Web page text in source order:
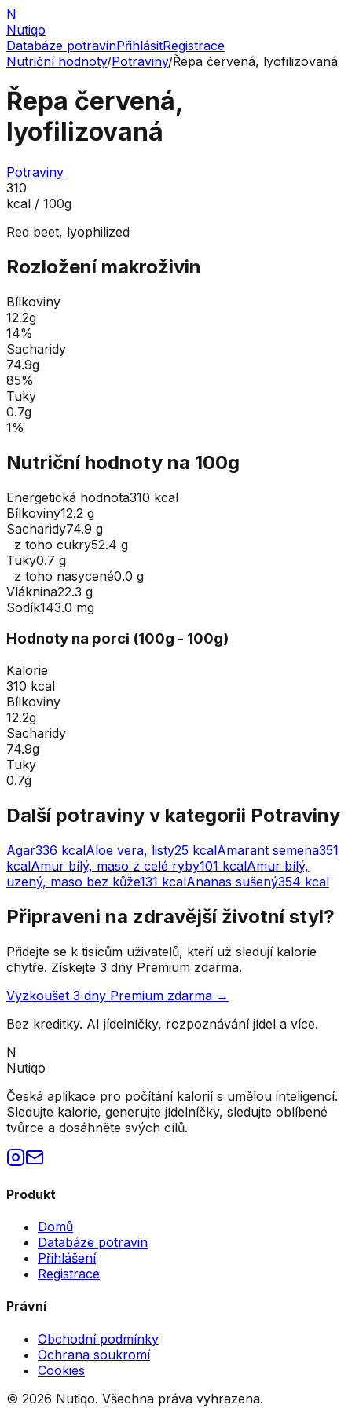
N
Nutiqo
Databáze potravinPřihlásitRegistrace
Nutriční hodnoty/Potraviny/Řepa červená, lyofilizovaná
Řepa červená,
lyofilizovaná
Potraviny
310
kcal / 100g
Red beet, lyophilized
Rozložení makroživin
Bílkoviny
12.2g
14%
Sacharidy
74.9g
85%
Tuky
0.7g
1%
Nutriční hodnoty na 100g
Energetická hodnota310 kcal
Bílkoviny12.2 g
Sacharidy74.9 g
z toho cukry52.4 g
Tuky0.7 g
z toho nasycené0.0 g
Vláknina22.3 g
Sodík143.0 mg
Hodnoty na porci (100g - 100g)
Kalorie
310 kcal
Bílkoviny
12.2g
Sacharidy
74.9g
Tuky
0.7g
Další potraviny v kategorii Potraviny
Agar336 kcalAloe vera, listy25 kcalAmarant semena351
kcalAmur bílý, maso z celé ryby101 kcalAmur bílý,
uzený, maso bez kůže131 kcalAnanas sušený354 kcal
Připraveni na zdravější životní styl?
Přidejte se k tisícům uživatelů, kteří už sledují kalorie
chytře. Získejte 3 dny Premium zdarma.
Vyzkoušet 3 dny Premium zdarma →
Bez kreditky. AI jídelníčky, rozpoznávání jídel a více.
N
Nutiqo
Česká aplikace pro počítání kalorií s umělou inteligencí.
Sledujte kalorie, generujte jídelníčky, sledujte oblíbené
tvůrce a dosáhněte svých cílů.
Produkt
Domů
Databáze potravin
Přihlášení
Registrace
Právní
Obchodní podmínky
Ochrana soukromí
Cookies
© 2026 Nutiqo. Všechna práva vyhrazena.